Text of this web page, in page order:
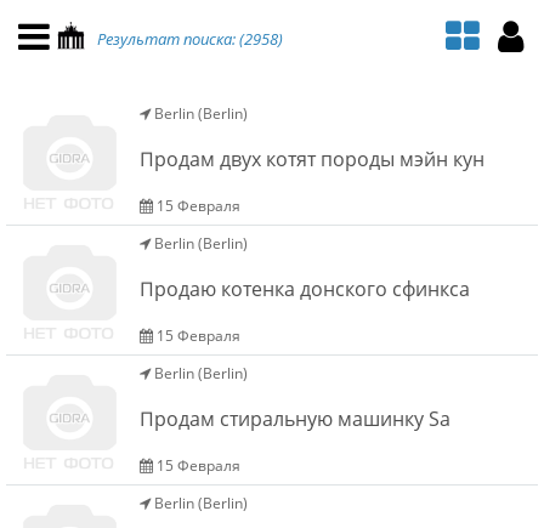
Правила доски объявлений
Текстовая реклама
Результат поиска: (2958)
Berlin (Berlin)
Продам двух котят породы мэйн кун
15 Февраля
Berlin (Berlin)
Продаю котенка донского сфинкса
15 Февраля
Berlin (Berlin)
Продам стиральную машинку Sa
15 Февраля
Berlin (Berlin)